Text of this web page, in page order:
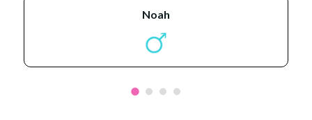
noah